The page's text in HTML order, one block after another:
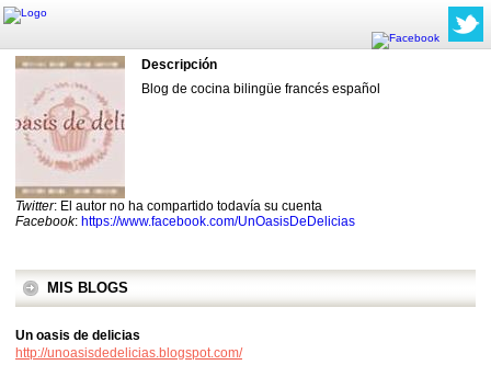
Descripción
Blog de cocina bilingüe francés español
Twitter: El autor no ha compartido todavía su cuenta
Facebook: https://www.facebook.com/UnOasisDeDelicias
MIS BLOGS
Un oasis de delicias
http://unoasisdedelicias.blogspot.com/